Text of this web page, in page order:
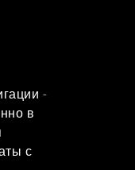
-
в
с